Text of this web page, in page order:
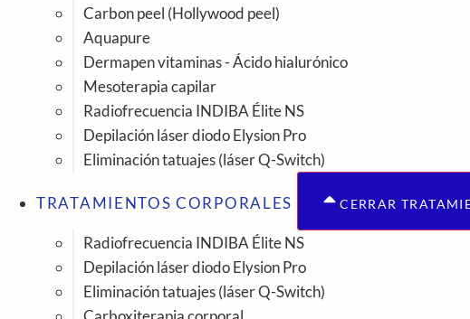
Carbon peel (Hollywood peel)
Aquapure
Dermapen vitaminas - Ácido hialurónico
Mesoterapia capilar
Radiofrecuencia INDIBA Élite NS
Depilación láser diodo Elysion Pro
Eliminación tatuajes (láser Q-Switch)
TRATAMIENTOS CORPORALES CERRAR
Radiofrecuencia INDIBA Élite NS
Depilación láser diodo Elysion Pro
Eliminación tatuajes (láser Q-Switch)